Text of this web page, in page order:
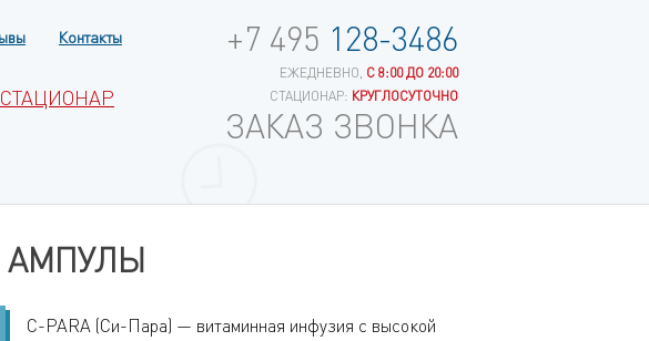
Контакты +7 495 128-3486
ЕЖЕДНЕВНО, С 8:00 ДО 20:00
СТАЦИОНАР: КРУГЛОСУТОЧНО
ЗАКАЗ ЗВОНКА
АМПУЛЫ
C-PARA (Си-Пара) — витаминная инфузия с высокой